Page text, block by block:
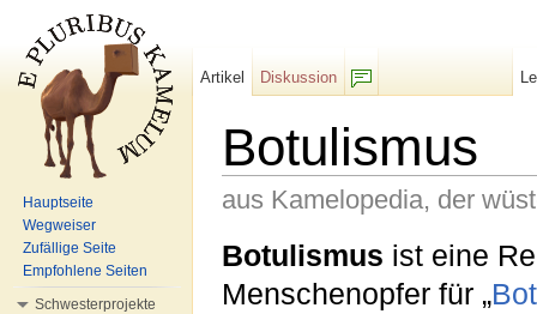
Botulismus
aus Kamelopedia, der
Botulismus ist eine
Menschenopfer für „
Artikel
Diskussion
Hauptseite
Wegweiser
Zufällige Seite
Empfohlene Seiten
Schwesterprojekte